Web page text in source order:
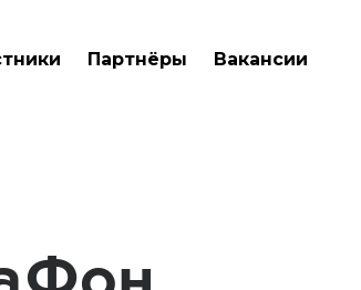
Партнёры Вакансии